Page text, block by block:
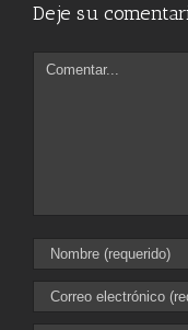
Deje su